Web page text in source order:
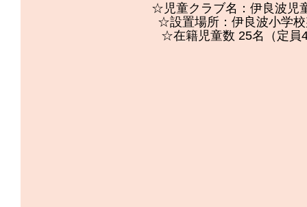
☆児童クラブ名：伊良波児
☆設置場所：伊良波小学
☆在籍児童数 25名（定員